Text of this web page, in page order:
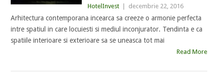
HotelInvest decembrie 22, 2016
Arhitectura contemporana incearca sa creeze o armonie perfecta
intre spatiul in care locuiesti si mediul inconjurator. Tendinta e ca
spatiile interioare si exterioare sa se uneasca tot mai
Read More